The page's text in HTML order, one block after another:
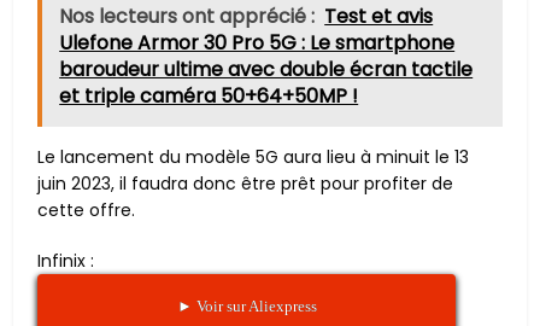
Nos lecteurs ont apprécié : Test et avis
Ulefone Armor 30 Pro 5G : Le smartphone
baroudeur ultime avec double écran tactile
et triple caméra 50+64+50MP !
Le lancement du modèle 5G aura lieu à minuit le 13
juin 2023, il faudra donc être prêt pour profiter de
cette offre.
Infinix :
► Voir sur Aliexpress